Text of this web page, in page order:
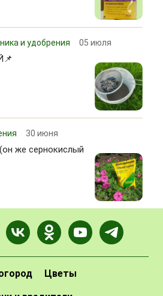
и удобрения 05 июля
30 июня
же сернокислый
Цветы